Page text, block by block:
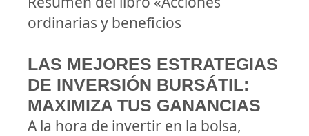
ordinarias y beneficios
LAS MEJORES ESTRATEGIAS
DE INVERSIÓN BURSÁTIL:
MAXIMIZA TUS GANANCIAS
A la hora de invertir en la bolsa,